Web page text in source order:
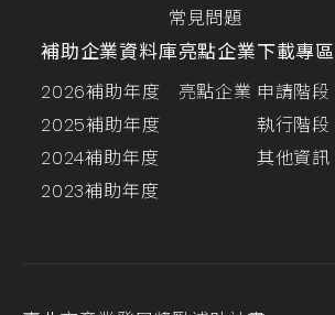
常見問題
補助企業資料庫
2026補助年度
2025補助年度
2024補助年度
2023補助年度
亮點企業
亮點企業
下載專區
申請階段
執行階段
其他資訊